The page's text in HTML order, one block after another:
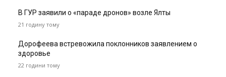
В ГУР заявили о «параде дронов» возле Ялты
21 годину тому
Дорофеева встревожила поклонников заявлением о
здоровье
22 години тому